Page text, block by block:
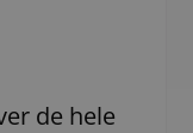
de hele